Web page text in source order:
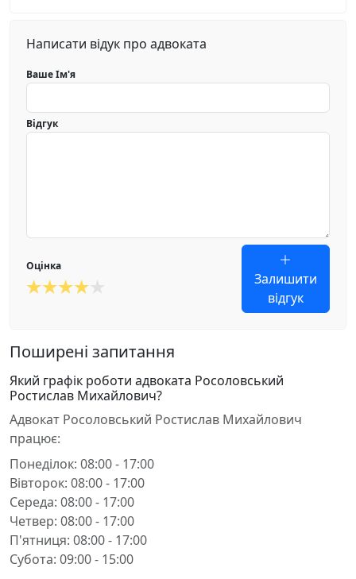
Написати відук про адвоката
Ваше Ім'я
Відгук
Оцінка
Залишити
відгук
Поширені запитання
Який графік роботи адвоката Росоловський
Ростислав Михайлович?
Адвокат Росоловський Ростислав Михайлович
працює:
Понеділок: 08:00 - 17:00
Вівторок: 08:00 - 17:00
Середа: 08:00 - 17:00
Четвер: 08:00 - 17:00
П'ятниця: 08:00 - 17:00
Субота: 09:00 - 15:00